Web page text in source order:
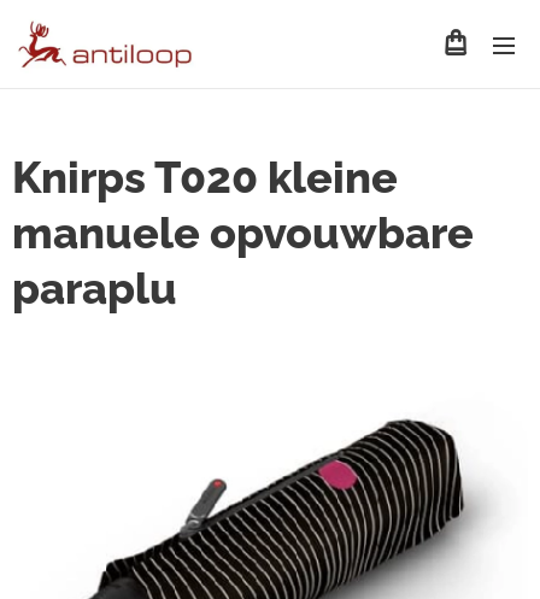
Knirps T020 kleine
manuele opvouwbare
paraplu